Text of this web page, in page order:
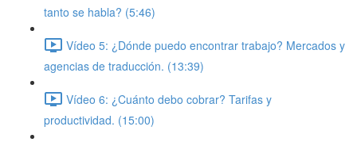
tanto se habla? (5:46)
Vídeo 5: ¿Dónde puedo encontrar trabajo? Mercados y
agencias de traducción. (13:39)
Vídeo 6: ¿Cuánto debo cobrar? Tarifas y
productividad. (15:00)